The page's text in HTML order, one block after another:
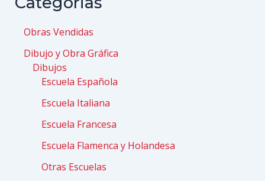
Obras Vendidas
Dibujo y Obra Gráfica
Dibujos
Escuela Española
Escuela Italiana
Escuela Francesa
Escuela Flamenca y Holandesa
Otras Escuelas